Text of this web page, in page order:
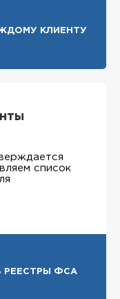
КЛИЕНТУ
список
РЕЕСТРЫ ФСА